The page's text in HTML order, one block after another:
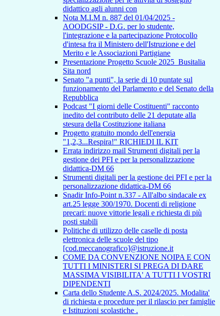
didattico agli alunni con
Nota M.I.M n. 887 del 01/04/2025 -
AOODGSIP - D.G. per lo studente,
l'integrazione e la partecipazione Protocollo
d'intesa fra il Ministero dell'Istruzione e del
Merito e le Associazioni Partigiane
Presentazione Progetto Scuole 2025_Busitalia
Sita nord
Senato "a punti", la serie di 10 puntate sul
funzionamento del Parlamento e del Senato della
Repubblica
Podcast "I giorni delle Costituenti" racconto
inedito del contributo delle 21 deputate alla
stesura della Costituzione italiana
Progetto gratuito mondo dell'energia
"1,2,3...Respira!" RICHIEDI IL KIT
Errata indirizzo mail Strumenti digitali per la
gestione dei PFI e per la personalizzazione
didattica-DM 66
Strumenti digitali per la gestione dei PFI e per la
personalizzazione didattica-DM 66
Snadir Info-Point n.337 - All'albo sindacale ex
art.25 legge 300/1970. Docenti di religione
precari: nuove vittorie legali e richiesta di più
posti stabili
Politiche di utilizzo delle caselle di posta
elettronica delle scuole del tipo
[cod.meccanografico]@istruzione.it
COME DA CONVENZIONE NOIPA E CON
TUTTI I MINISTERI SI PREGA DI DARE
MASSIMA VISIBILITA' A TUTTI I VOSTRI
DIPENDENTI
Carta dello Studente A.S. 2024/2025. Modalita'
di richiesta e procedure per il rilascio per famiglie
e Istituzioni scolastiche .